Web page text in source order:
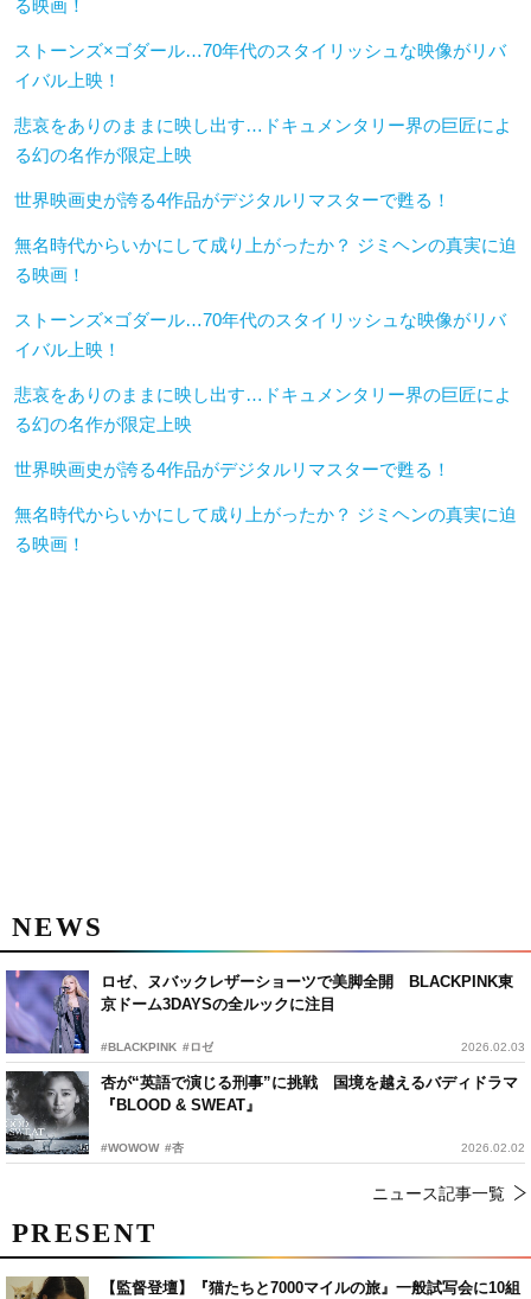
る映画！
ストーンズ×ゴダール…70年代のスタイリッシュな映像がリバ
イバル上映！
悲哀をありのままに映し出す…ドキュメンタリー界の巨匠によ
る幻の名作が限定上映
世界映画史が誇る4作品がデジタルリマスターで甦る！
無名時代からいかにして成り上がったか？ ジミヘンの真実に迫
る映画！
ストーンズ×ゴダール…70年代のスタイリッシュな映像がリバ
イバル上映！
悲哀をありのままに映し出す…ドキュメンタリー界の巨匠によ
る幻の名作が限定上映
世界映画史が誇る4作品がデジタルリマスターで甦る！
無名時代からいかにして成り上がったか？ ジミヘンの真実に迫
る映画！
NEWS
ロゼ、ヌバックレザーショーツで美脚全開 BLACKPINK東
京ドーム3DAYSの全ルックに注目
#BLACKPINK #ロゼ 2026.02.03
杏が“英語で演じる刑事”に挑戦 国境を越えるバディドラマ
『BLOOD & SWEAT』
#WOWOW #杏 2026.02.02
ニュース記事一覧
PRESENT
【監督登壇】『猫たちと7000マイルの旅』一般試写会に10組